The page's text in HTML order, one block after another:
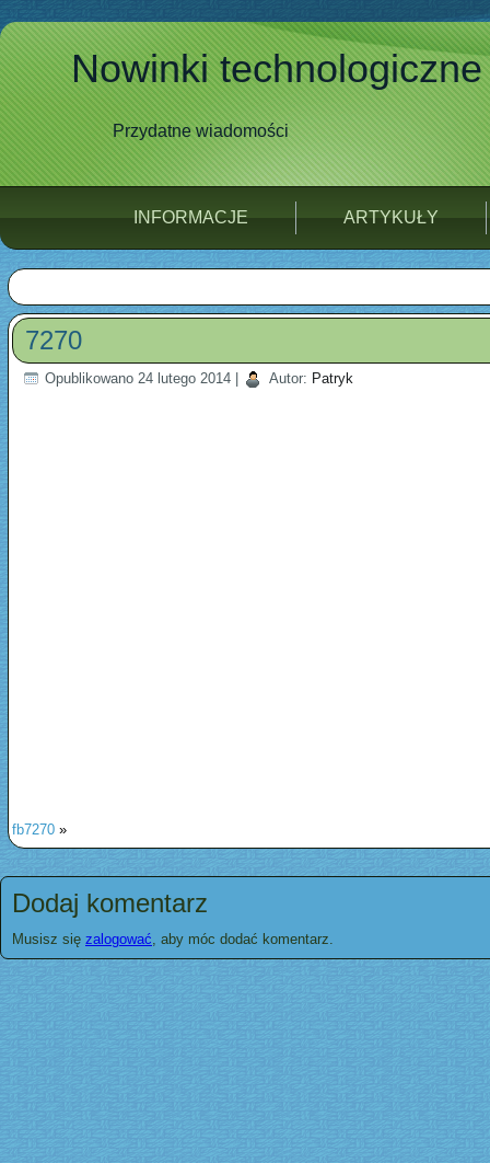
Nowinki technologiczne
Przydatne wiadomości
INFORMACJE ARTYKUŁY
7270
Opublikowano 24 lutego 2014 Autor: Patryk
fb7270 »
Dodaj komentarz
Musisz się zalogować, aby móc dodać komentarz.